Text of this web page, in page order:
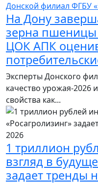
Донской филиал ФГБУ
На Дону
зерна
ЦОК АПК
Эксперты Донского
качество урожая-2026
свойства как...
1 триллион
взгляд в
задает тренды